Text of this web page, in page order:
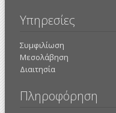
Υπηρεσίες
Συμφιλίωση
Μεσολάβηση
Διαιτησία
Πληροφόρηση